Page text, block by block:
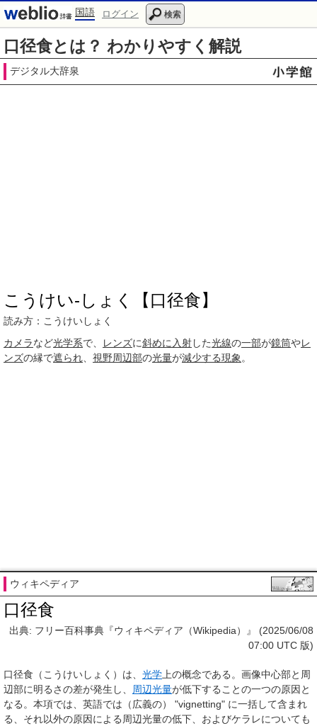
国語 ログイン 検索
口径食とは？ わかりやすく解説
デジタル大辞泉
こうけい‐しょく【口径食】
読み方：こうけいしょく
カメラなど光学系で、 レンズに斜めに 入射した光線の一部が鏡筒やレ
ンズの縁で遮られ 視野周辺部の光量が減少する現象 。
ウィキペディア
口径食
出典: フリー百科事典『ウィキペディア（Wikipedia）』 (2025/06/08
07:00 UTC 版)
口径食 （こうけいしょく）は、 光学 上の概念である。画像中心部と周
辺部に明るさの差が発生し、
周辺光量が低下することの一つの原因と
なる。本項では、英語では（広義の） "vignetting" に一括して含まれ
る、それ以外の原因による周辺光量の低下、およびケラレについても